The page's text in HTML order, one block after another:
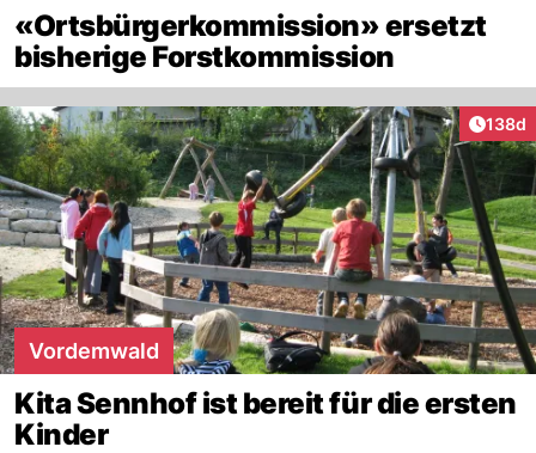
«Ortsbürgerkommission» ersetzt
bisherige Forstkommission
138d
Vordemwald
Kita Sennhof ist bereit für die ersten
Kinder